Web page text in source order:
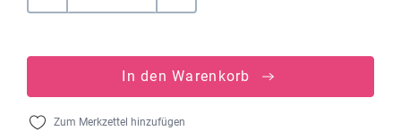
In den Warenkorb
Zum Merkzettel hinzufügen